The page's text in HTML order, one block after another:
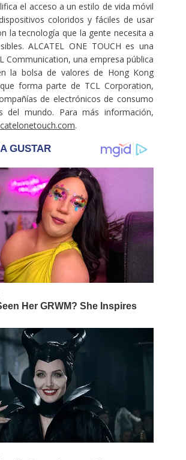
el acceso a un estilo de vida móvil
coloridos y fáciles de usar
la tecnología que la gente necesita a
ALCATEL ONE TOUCH es una
Communication, una empresa pública
la bolsa de valores de Hong Kong
forma parte de TCL Corporation,
de electrónicos de consumo
del mundo. Para más información,
.